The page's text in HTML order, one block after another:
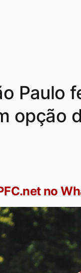
Paulo
opção
no